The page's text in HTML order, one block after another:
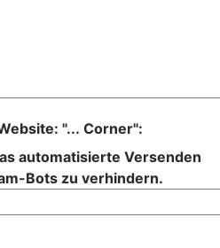
"... Corner":
automatisierte Versenden
Bots zu verhindern.